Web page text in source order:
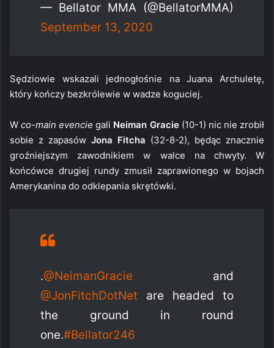
— Bellator MMA (@BellatorMMA)
September 13, 2020
Sędziowie wskazali jednogłośnie na Juana Archuletę,
który kończy bezkrólewie w wadze koguciej.
Wco-main evencie gali Neiman Gracie(10-1) nic nie zrobił
sobie z zapasów Jona Fitcha (32-8-2), będąc znacznie
groźniejszym zawodnikiem w walce na chwyty. W
końcówce drugiej rundy zmusił zaprawionego w bojach
Amerykanina do odklepania skrętówki.
.@NeimanGracie and
@JonFitchDotNet are headed to
the ground in round
one.#Bellator246